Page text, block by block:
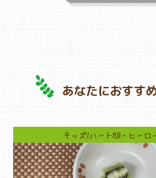
あなたにおすす
キッズ1ハート旭・ヒーロ